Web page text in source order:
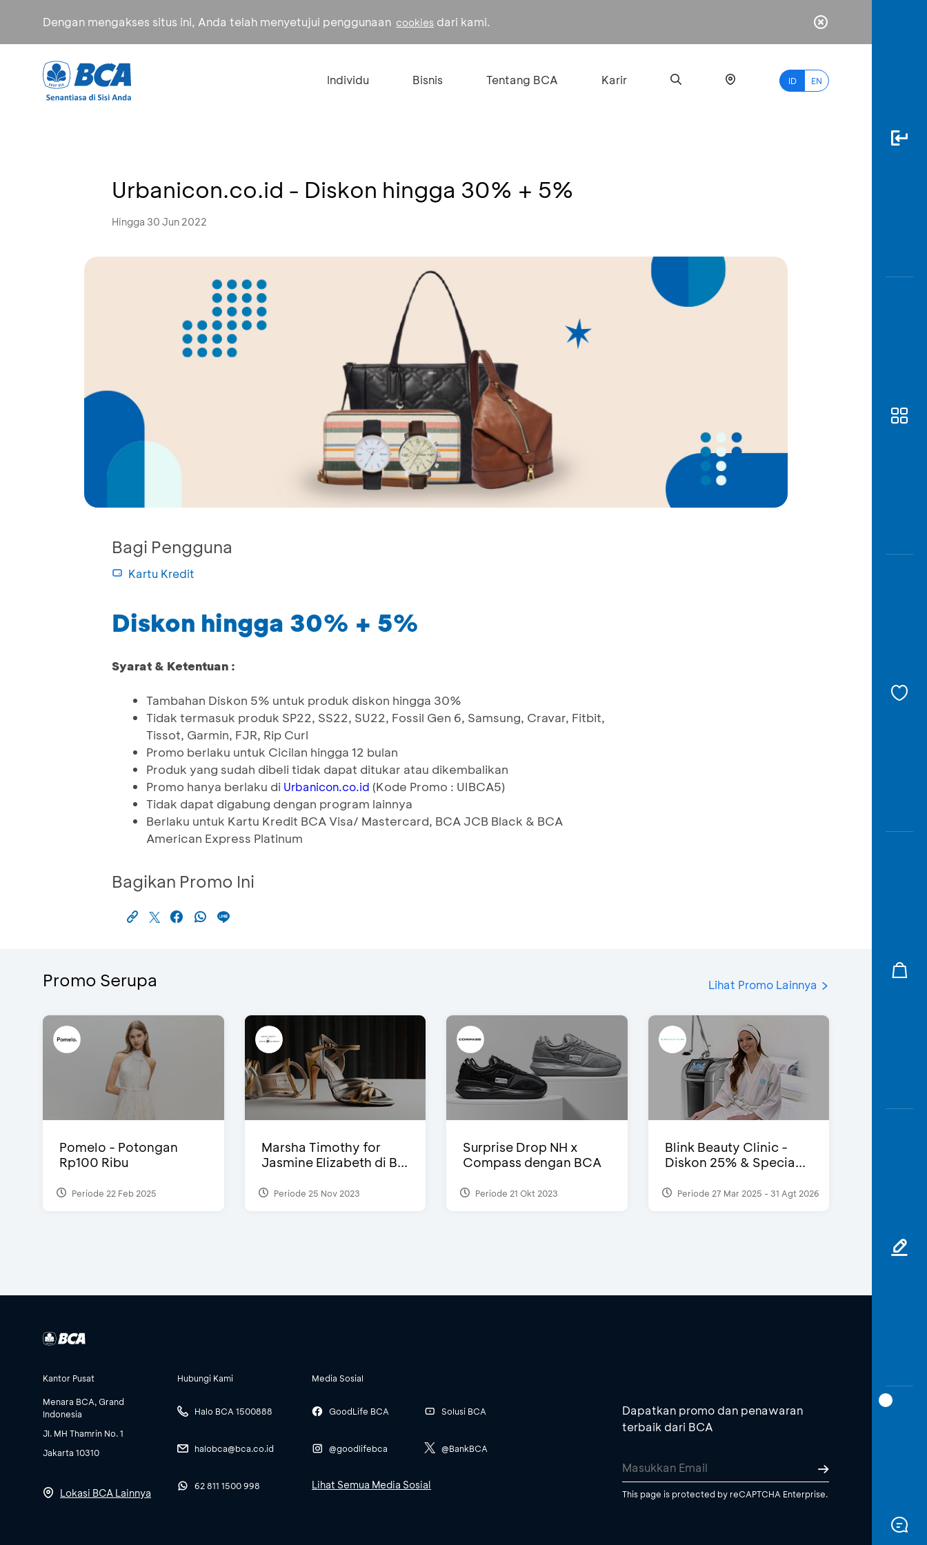
Dengan mengakses situs ini, Anda telah menyetujui penggunaan cookies dari kami.
Individu Bisnis Tentang BCA Karir ID EN
Urbanicon.co.id - Diskon hingga 30% + 5%
Hingga 30 Jun 2022
Bagi Pengguna
Kartu Kredit
Diskon hingga 30% + 5%
Syarat & Ketentuan :
Tambahan Diskon 5% untuk produk diskon hingga 30%
Tidak termasuk produk SP22, SS22, SU22, Fossil Gen 6, Samsung, Cravar, Fitbit,
Tissot, Garmin, FJR, Rip Curl
Promo berlaku untuk Cicilan hingga 12 bulan
Produk yang sudah dibeli tidak dapat ditukar atau dikembalikan
Promo hanya berlaku di Urbanicon.co.id (Kode Promo : UIBCA5)
Tidak dapat digabung dengan program lainnya
Berlaku untuk Kartu Kredit BCA Visa/ Mastercard, BCA JCB Black & BCA
American Express Platinum
Bagikan Promo Ini
Promo Serupa Lihat Promo Lainnya
Pomelo - Potongan
Rp100 Ribu
Periode 22 Feb 2025
Marsha Timothy for
Jasmine Elizabeth di B...
Periode 25 Nov 2023
Surprise Drop NH x
Compass dengan BCA
Periode 21 Okt 2023
Blink Beauty Clinic -
Diskon 25% & Specia...
Periode 27 Mar 2025 - 31 Agt 2026
Kantor Pusat
Menara BCA, Grand
Indonesia
Jl. MH Thamrin No. 1
Jakarta 10310
Lokasi BCA Lainnya
Hubungi Kami
Halo BCA 1500888
halobca@bca.co.id
62 811 1500 998
Media Sosial
GoodLife BCA
@goodlifebca
Solusi BCA
@BankBCA
Lihat Semua Media Sosial
Dapatkan promo dan penawaran
terbaik dari BCA
This page is protected by reCAPTCHA Enterprise.